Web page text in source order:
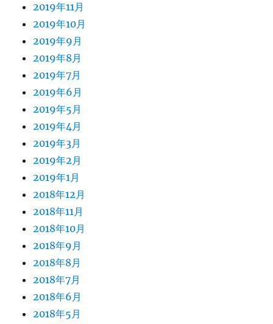
2019年11月
2019年10月
2019年9月
2019年8月
2019年7月
2019年6月
2019年5月
2019年4月
2019年3月
2019年2月
2019年1月
2018年12月
2018年11月
2018年10月
2018年9月
2018年8月
2018年7月
2018年6月
2018年5月